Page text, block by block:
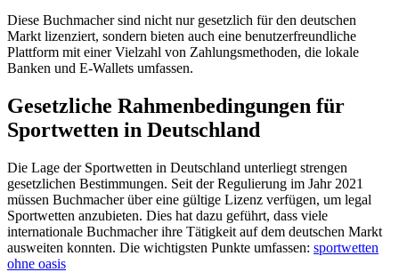
Diese Buchmacher sind nicht nur gesetzlich für den deutschen
Markt lizenziert, sondern bieten auch eine benutzerfreundliche
Plattform mit einer Vielzahl von Zahlungsmethoden, die lokale
Banken und E-Wallets umfassen.
Gesetzliche Rahmenbedingungen für
Sportwetten in Deutschland
Die Lage der Sportwetten in Deutschland unterliegt strengen
gesetzlichen Bestimmungen. Seit der Regulierung im Jahr 2021
müssen Buchmacher über eine gültige Lizenz verfügen, um legal
Sportwetten anzubieten. Dies hat dazu geführt, dass viele
internationale Buchmacher ihre Tätigkeit auf dem deutschen Markt
ausweiten konnten. Die wichtigsten Punkte umfassen: sportwetten
ohne oasis